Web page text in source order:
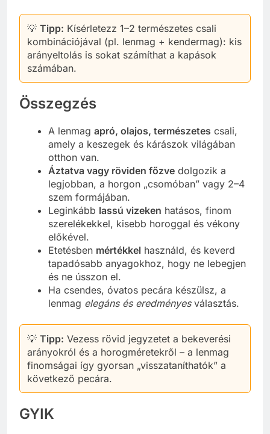
💡 Tipp: Kísérletezz 1–2 természetes csali
kombinációjával (pl. lenmag + kendermag): kis
arányeltolás is sokat számíthat a kapások
számában.
Összegzés
A lenmag apró, olajos, természetes csali,
amely a keszegek és kárászok világában
otthon van.
Áztatva vagy röviden főzve dolgozik a
legjobban, a horgon „csomóban” vagy 2–4
szem formájában.
Leginkább lassú vizeken hatásos, finom
szerelékekkel, kisebb horoggal és vékony
előkével.
Etetésben mértékkel használd, és keverd
tapadósabb anyagokhoz, hogy ne lebegjen
és ne ússzon el.
Ha csendes, óvatos pecára készülsz, a
lenmag elegáns és eredményesválasztás.
💡 Tipp: Vezess rövid jegyzetet a bekeverési
arányokról és a horogméretekről – a lenmag
finomságai így gyorsan „visszataníthatók” a
következő pecára.
GYIK